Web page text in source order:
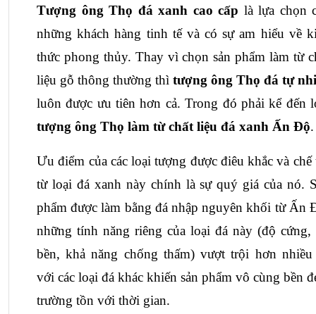
Tượng ông Thọ đá xanh cao cấp là lựa chọn
những khách hàng tinh tế và có sự am hiểu về
thức phong thủy. Thay vì chọn sản phẩm làm từ
liệu gỗ thông thường thì tượng ông Thọ đá tự
tượng ông Thọ làm từ chất liệu đá xanh Ấn Độ.
Ưu điểm của các loại tượng được điêu khắc và chế
từ loại đá xanh này chính là sự quý giá của nó.
phẩm được làm bằng đá nhập nguyên khối từ Ấn
những tính năng riêng của loại đá này (độ cứng,
bền, khả năng chống thấm) vượt trội hơn nhiều
với các loại đá khác khiến sản phẩm vô cùng bền
trường tồn với thời gian.